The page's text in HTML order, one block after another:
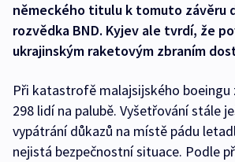
německého titulu k tomuto závěru
rozvědka BND. Kyjev ale tvrdí, že
ukrajinským raketovým zbraním
Při katastrofě malajsijského boeingu
298 lidí na palubě. Vyšetřování stále
vypátrání důkazů na místě pádu
nejistá bezpečnostní situace. Podle